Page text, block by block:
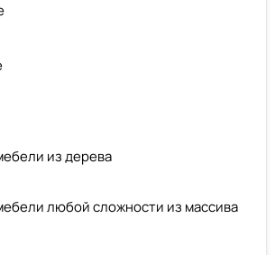
из дерева
любой сложности из массива